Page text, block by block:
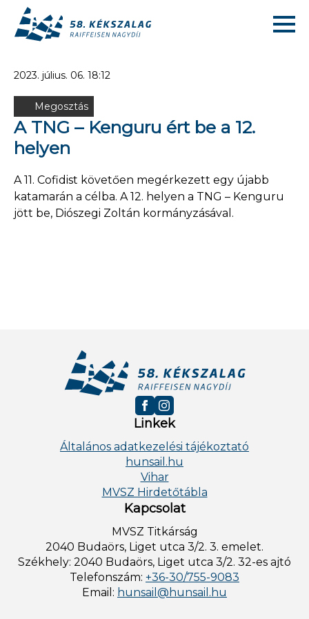
2023. július. 06. 18:12
Megosztás
A TNG – Kenguru ért be a 12.
helyen
A 11. Cofidist követően megérkezett egy újabb
katamarán a célba. A 12. helyen a TNG – Kenguru
jött be, Diószegi Zoltán kormányzásával.
Linkek
Általános adatkezelési tájékoztató
hunsail.hu
Vihar
MVSZ Hirdetőtábla
Kapcsolat
MVSZ Titkárság
2040 Budaörs, Liget utca 3/2. 3. emelet.
Székhely: 2040 Budaörs, Liget utca 3/2. 32-es ajtó
Telefonszám: +36-30/755-9083
Email: hunsail@hunsail.hu